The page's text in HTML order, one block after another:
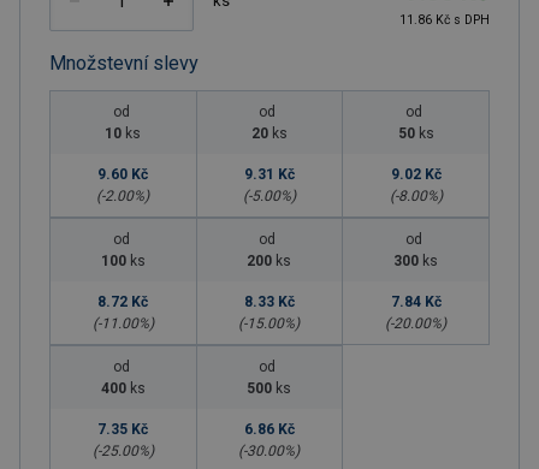
11.86 Kč s DPH
Množstevní slevy
od
10 ks
9.60 Kč
(-2.00%)
od
20 ks
9.31 Kč
(-5.00%)
od
50 ks
9.02 Kč
(-8.00%)
od
100 ks
8.72 Kč
(-11.00%)
od
200 ks
8.33 Kč
(-15.00%)
od
300 ks
7.84 Kč
(-20.00%)
od
400 ks
7.35 Kč
(-25.00%)
od
500 ks
6.86 Kč
(-30.00%)